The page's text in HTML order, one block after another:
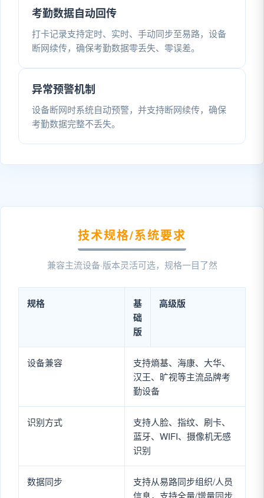
考勤数据自动回传
打卡记录支持定时、实时、手动同步至易路，设备
断网续传，确保考勤数据零丢失、零误差。
异常预警机制
设备断网时系统自动预警，并支持断网续传，确保
考勤数据完整不丢失。
技术规格/系统要求
兼容主流设备·版本灵活可选，规格一目了然
规格
基
础
版
高级版
设备兼容
支持熵基、海康、大华、
汉王、旷视等主流品牌考
勤设备
识别方式
支持人脸、指纹、刷卡、
蓝牙、WIFI、摄像机无感
识别
数据同步
支持从易路同步组织/人员
信息，支持全量/增量同步